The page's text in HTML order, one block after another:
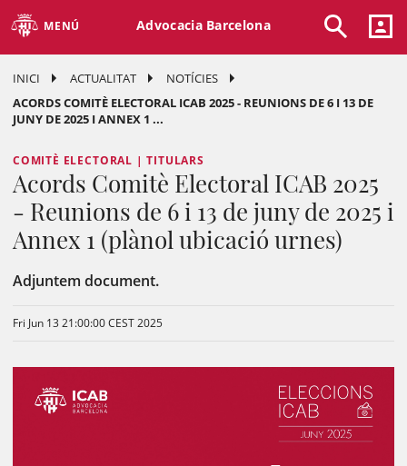
MENÚ Advocacia Barcelona
INICI ACTUALITAT
NOTÍCIES
ACORDS COMITÈ ELECTORAL ICAB 2025 - REUNIONS DE 6 I 13 DE
JUNY DE 2025 I ANNEX 1 ...
COMITÈ ELECTORAL | TITULARS
Acords Comitè Electoral ICAB 2025
- Reunions de 6 i 13 de juny de 2025 i
Annex 1 (plànol ubicació urnes)
Adjuntem document.
Fri Jun 13 21:00:00 CEST 2025